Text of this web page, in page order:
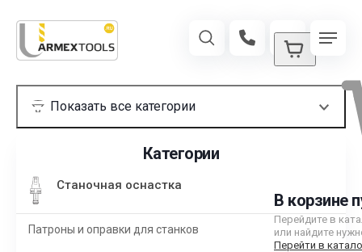
В корзине
Перейдите в
или найдите
Перейти в
Категории
Станочная оснастка
Патроны и оправки для станков